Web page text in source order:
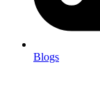
Blogs